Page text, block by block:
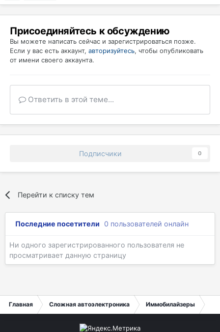
Присоединяйтесь к обсуждению
Вы можете написать сейчас и зарегистрироваться позже.
Если у вас есть аккаунт, авторизуйтесь, чтобы опубликовать
от имени своего аккаунта.
Ответить в этой теме...
Подписчики 0
Перейти к списку тем
Последние посетители 0 пользователей онлайн
Ни одного зарегистрированного пользователя не
просматривает данную страницу
Главная Сложная автоэлектроника Иммобилайзеры